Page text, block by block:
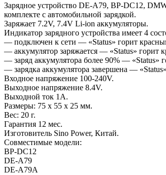
Зарядное устройство DE-A79, BP-DC12,
комплекте с автомобильной зарядкой.
Заряжает 7.2V, 7.4V Li-ion аккумуляторы.
Индикатор зарядного устройства имеет 4
— подключен к сети — «Status» горит
— аккумулятор заряжается — «Status» горит
— заряд аккумулятора более 90% — «Status»
— зарядка аккумулятора завершена —
Входное напряжение 100-240V.
Выходное напряжение 8.4V.
Выходной ток 1А.
Размеры: 75 x 55 x 25 мм.
Вес: 20 г.
Гарантия 12 мес.
Изготовитель Sino Power, Китай.
Совместимые модели:
BP-DC12
DE-A79
DE-A79A